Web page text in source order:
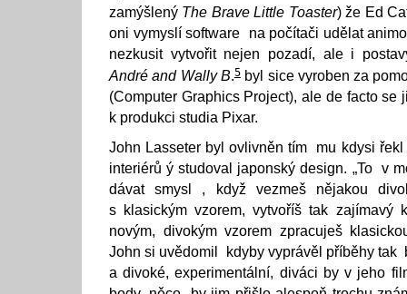
zamýšlený The Brave Little Toaster) že Ed
oni vymyslí software na počítači udělat
nezkusit vytvořit nejen pozadí, ale i
André and Wally B.5byl sice vyroben za
(Computer Graphics Project), ale de facto se
k produkci studia Pixar.
John Lasseter byl ovlivněn tím mu kdysi řekl
interiérů ý studoval japonský design. „To v
dávat smysl , když vezmeš nějakou
s klasickým vzorem, vytvoříš tak zajímavý
novým, divokým vzorem zpracuješ
John si uvědomil kdyby vyprávěl příběhy tak
a divoké, experimentální, diváci by v jeho